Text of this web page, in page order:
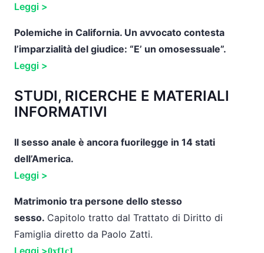
Leggi >
Polemiche in California. Un avvocato contesta
l’imparzialità del giudice: “E’ un omosessuale”.
Leggi >
STUDI, RICERCHE E MATERIALI
INFORMATIVI
Il sesso anale è ancora fuorilegge in 14 stati
dell’America.
Leggi >
Matrimonio tra persone dello stesso
sesso. Capitolo tratto dal Trattato di Diritto di
Famiglia diretto da Paolo Zatti.
Leggi >